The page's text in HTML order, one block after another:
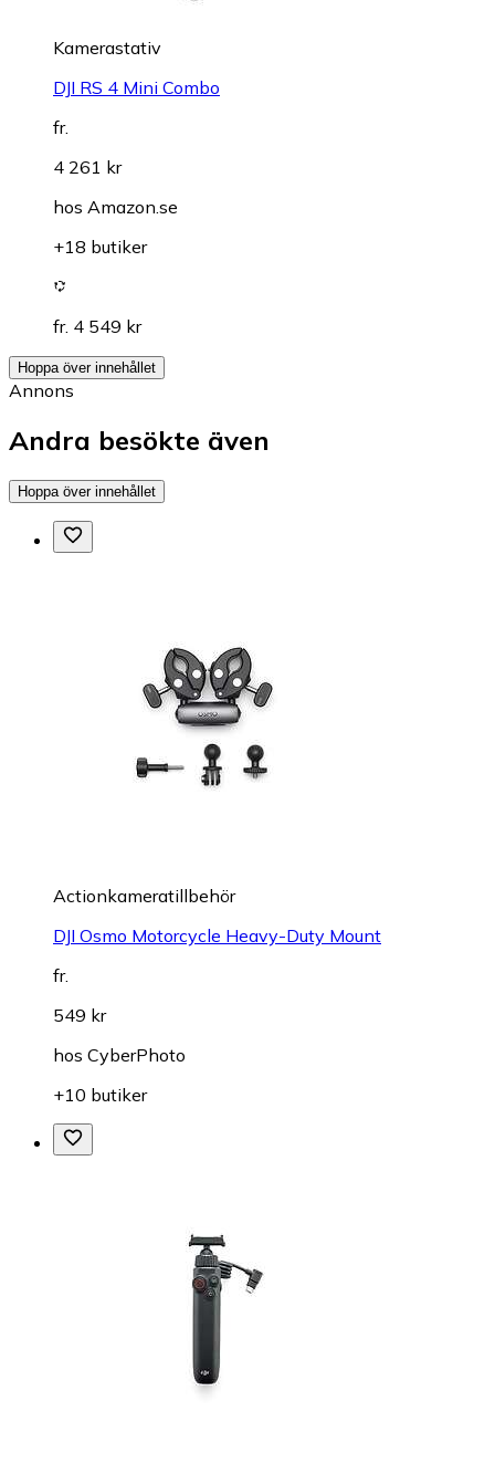
Kamerastativ
DJI RS 4 Mini Combo
fr.
4 261 kr
hos Amazon.se
+18 butiker
fr. 4 549 kr
Hoppa över innehållet
Annons
Andra besökte även
Hoppa över innehållet
Actionkameratillbehör
DJI Osmo Motorcycle Heavy-Duty Mount
fr.
549 kr
hos CyberPhoto
+10 butiker